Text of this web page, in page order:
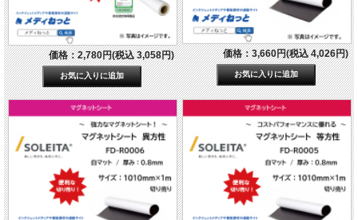
価格：2,780円(税込 3,058円) 価格：3,660円(税込 4,026円)